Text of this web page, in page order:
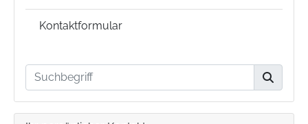
Kontaktformular